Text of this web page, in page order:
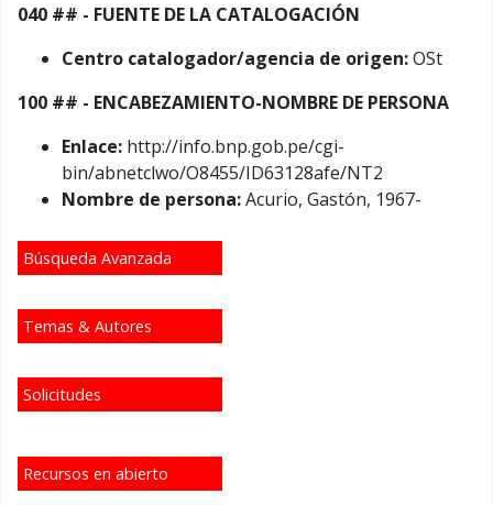
Búsqueda Avanzada
Temas & Autores
Solicitudes
Recursos en abierto
040 ## - FUENTE DE LA CATALOGACIÓN
Centro catalogador/agencia de origen:OSt
100 ## - ENCABEZAMIENTO-NOMBRE DE PERSONA
Enlace: http://info.bnp.gob.pe/cgi-
bin/abnetclwo/O8455/ID63128afe/NT2
Nombre de persona:Acurio, Gastón, 1967-